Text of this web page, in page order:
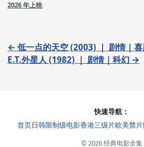
2026 年上映
← 低一点的天空 (2003) ｜ 剧情｜
E.T.外星人 (1982) ｜ 剧情｜科幻 →
快速导航：
首页日韩限制级电影香港三级片欧美禁片
© 2026 经典电影全集